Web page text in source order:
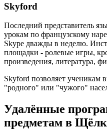
Skyford
Последний представитель
урокам по французскому
Skype дважды в неделю.
площадки - ролевые игры,
произведения, литература,
Skyford позволяет ученикам
"родного" или "чужого"
Удалённые
предметам в